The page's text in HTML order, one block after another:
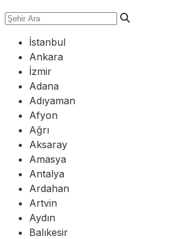
İstanbul
Ankara
İzmir
Adana
Adıyaman
Afyon
Ağrı
Aksaray
Amasya
Antalya
Ardahan
Artvin
Aydın
Balıkesir